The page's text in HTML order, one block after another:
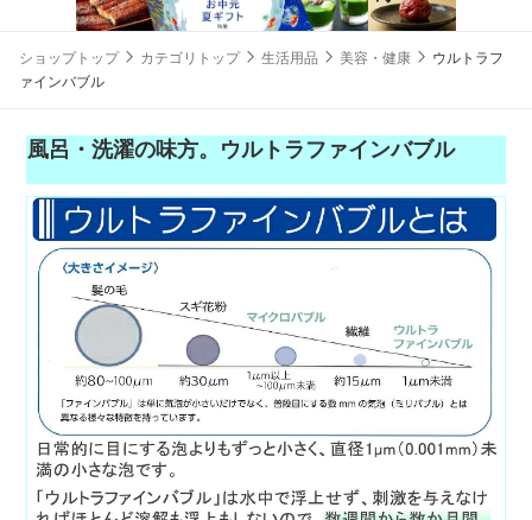
ショップトップ カテゴリトップ 生活用品 美容・健康
ウルトラフ
ァインバブル
風呂・洗濯の味方。ウルトラファインバブル